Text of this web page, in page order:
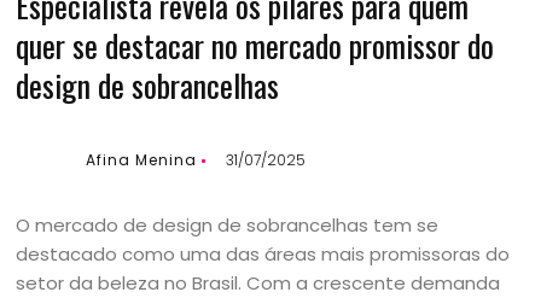
quer se destacar no mercado promissor do
design de sobrancelhas
Afina Menina 31/07/2025
O mercado de design de sobrancelhas tem se
destacado como uma das áreas mais promissoras do
setor da beleza no Brasil. Com a crescente demanda